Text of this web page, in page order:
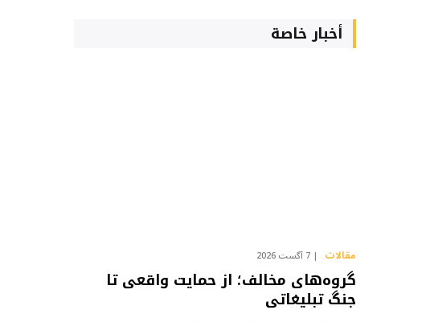
أخبار خاصة
مقالات 7 آگست 2026
گروه‌های مخالف؛ از حمایت واقعی تا
جنگ تبلیغاتی